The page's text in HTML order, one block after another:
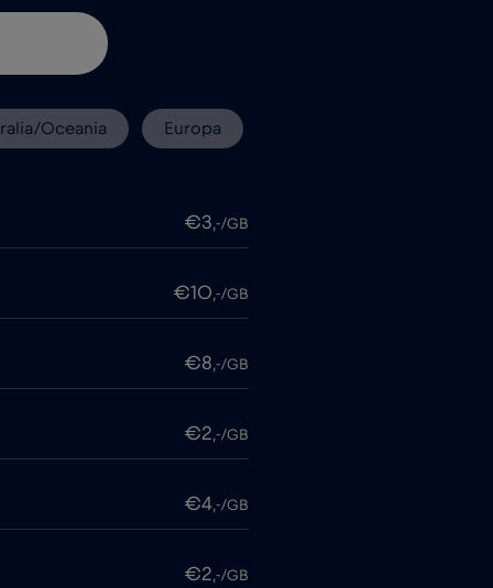
Oceania Europa
€3,-/GB
€10,-/GB
€8,-/GB
€2,-/GB
€4,-/GB
€2,-/GB